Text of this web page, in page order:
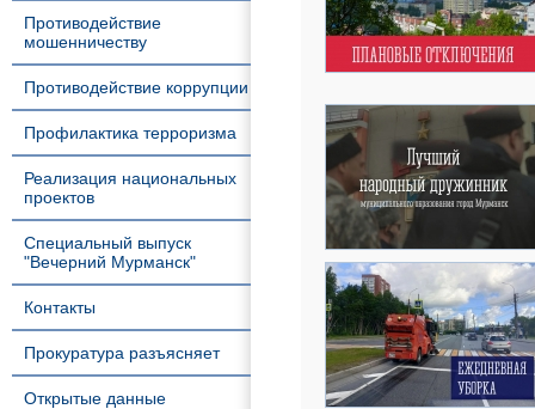
Противодействие
мошенничеству
Противодействие коррупции
Профилактика терроризма
Реализация национальных
проектов
Специальный выпуск
"Вечерний Мурманск"
Контакты
Прокуратура разъясняет
Открытые данные